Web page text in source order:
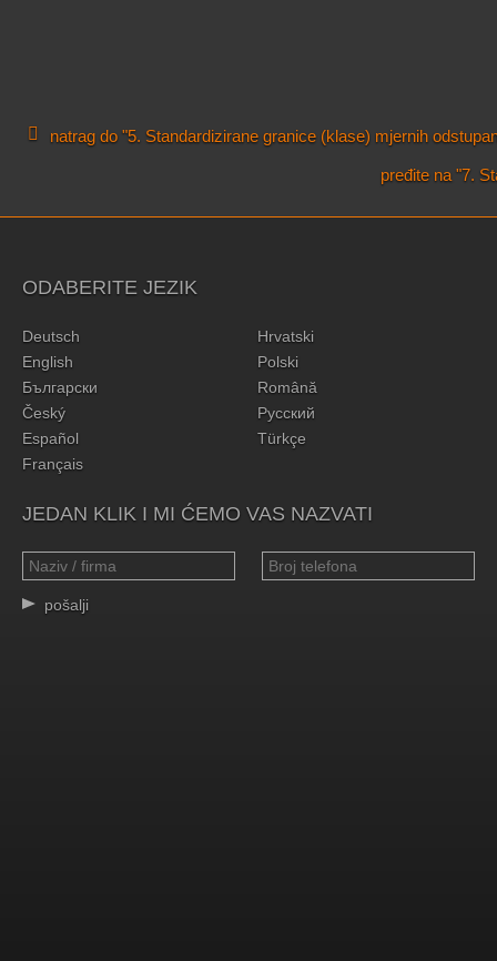
natrag do "5. Standardizirane granice (klase) mjernih
pređite na "7.
ODABERITE JEZIK
Deutsch
English
Български
Český
Español
Français
Hrvatski
Polski
Română
Русский
Türkçe
JEDAN KLIK I MI ĆEMO VAS NAZVATI
pošalji